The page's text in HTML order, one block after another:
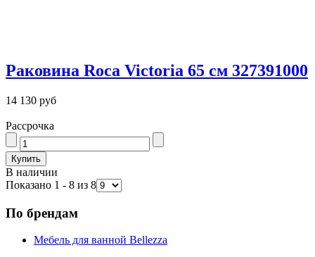
Раковина Roca Victoria 65 см 327391000
14 130 руб
Рассрочка
В наличии
Показано 1 - 8 из 8
По брендам
Мебель для ванной Bellezza